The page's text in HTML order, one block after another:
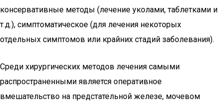
консервативные методы (лечение уколами, таблетками и
т.д.), симптоматическое (для лечения некоторых
отдельных симптомов или крайних стадий заболевания).
Среди хирургических методов лечения самыми
распространенными является оперативное
вмешательство на предстательной железе, мочевом